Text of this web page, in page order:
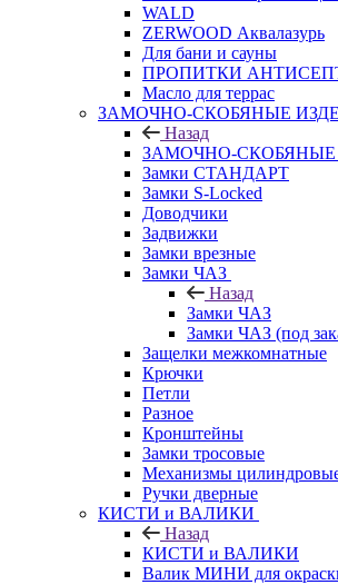
WALD
ZERWOOD Аквалазурь
Для бани и сауны
ПРОПИТКИ
Масло для террас
ЗАМОЧНО-СКОБЯНЫЕ
Назад
ЗАМОЧНО-СКОБЯНЫЕ
Замки СТАНДАРТ
Замки S-Locked
Доводчики
Задвижки
Замки врезные
Замки ЧАЗ
Назад
Замки ЧАЗ
Замки ЧАЗ (под
Защелки межкомнатные
Крючки
Петли
Разное
Кронштейны
Замки тросовые
Механизмы
Ручки дверные
КИСТИ и ВАЛИКИ
Назад
КИСТИ и ВАЛИКИ
Валик МИНИ для